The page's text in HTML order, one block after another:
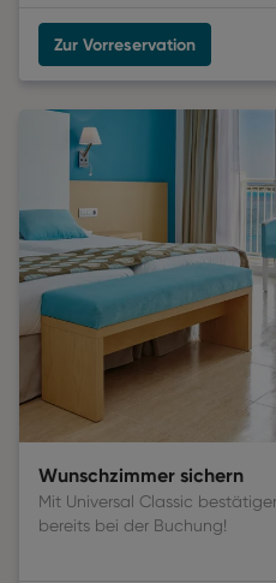
Zur Vorreservation
Wunschzimmer sichern
Mit Universal Classic
bereits bei der Buchung!